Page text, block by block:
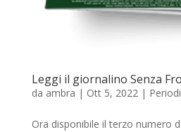
Leggi il giornalino Senza
da ambra | Ott 5, 2022 |
Ora disponibile il terzo numero